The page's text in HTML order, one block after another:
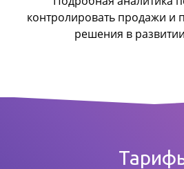
контролировать продажи и
решения в